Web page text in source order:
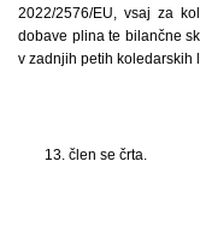
2022/2576/EU, vsaj za
dobave plina te bilančne
v zadnjih petih koledarskih
13. člen se črta.